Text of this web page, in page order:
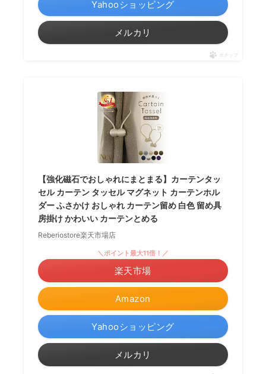
Yahooショッピング
メルカリ
ポチップ
【強化磁石でおしゃれにまとまる】カーテンタッ
セル カーテン タッセル マグネット カーテンホル
ダー ふさかけ おしゃれ カーテン留め 白色 留め具
房掛け かわいい カーテンとめる
Reberiostore楽天市場店
Amazon
＼ポイント最大11倍！／
楽天市場
Yahooショッピング
メルカリ